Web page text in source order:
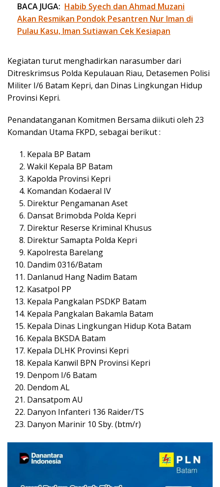
BACA JUGA: Habib Syech dan Ahmad Muzani
Akan Resmikan Pondok Pesantren Nur Iman di
Pulau Kasu, Iman Sutiawan Cek Kesiapan
Kegiatan turut menghadirkan narasumber dari
Ditreskrimsus Polda Kepulauan Riau, Detasemen Polisi
Militer I/6 Batam Kepri, dan Dinas Lingkungan Hidup
Provinsi Kepri.
Penandatanganan Komitmen Bersama diikuti oleh 23
Komandan Utama FKPD, sebagai berikut :
Kepala BP Batam
Wakil Kepala BP Batam
Kapolda Provinsi Kepri
Komandan Kodaeral IV
Direktur Pengamanan Aset
Dansat Brimobda Polda Kepri
Direktur Reserse Kriminal Khusus
Direktur Samapta Polda Kepri
Kapolresta Barelang
Dandim 0316/Batam
Danlanud Hang Nadim Batam
Kasatpol PP
Kepala Pangkalan PSDKP Batam
Kepala Pangkalan Bakamla Batam
Kepala Dinas Lingkungan Hidup Kota Batam
Kepala BKSDA Batam
Kepala DLHK Provinsi Kepri
Kepala Kanwil BPN Provinsi Kepri
Denpom I/6 Batam
Dendom AL
Dansatpom AU
Danyon Infanteri 136 Raider/TS
Danyon Marinir 10 Sby. (btm/r)